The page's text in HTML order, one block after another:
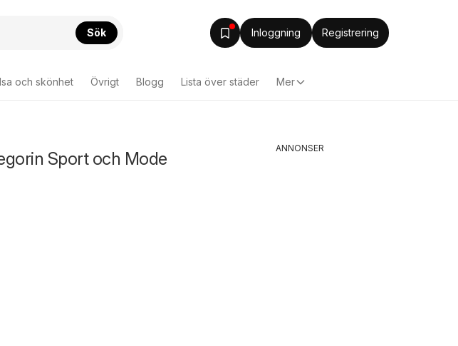
Sök Inloggning Registrering
och skönhet Övrigt Blogg Lista över städer Mer
Sport och Mode
ANNONSER